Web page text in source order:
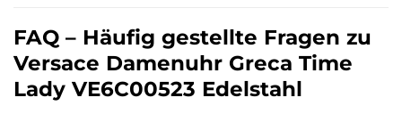
FAQ – Häufig gestellte Fragen zu
Versace Damenuhr Greca Time
Lady VE6C00523 Edelstahl